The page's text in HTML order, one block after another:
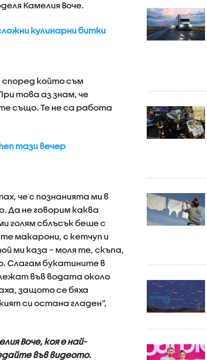
Камелия Воче.
кулинарни битки
според който съм
това аз знам, че
също. Те не са работа
тази вечер
че с познанията ми в
Да не говорим каква
голям сблъсък беше с
макарони, с кетчуп и
ми каза – моля те, скъпа,
Слагам букатините в
във водата около
защото се бяха
си остана гладен“,
Воче, коя е най-
във видеото.